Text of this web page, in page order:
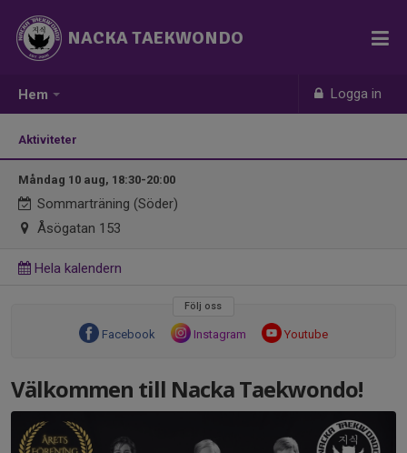
Hem Logga in
NACKA TAEKWONDO
Aktiviteter
Måndag 10 aug, 18:30-20:00
Sommarträning (Söder)
Åsögatan 153
Hela kalendern
Följ oss
Facebook Instagram Youtube
Välkommen till Nacka Taekwondo!